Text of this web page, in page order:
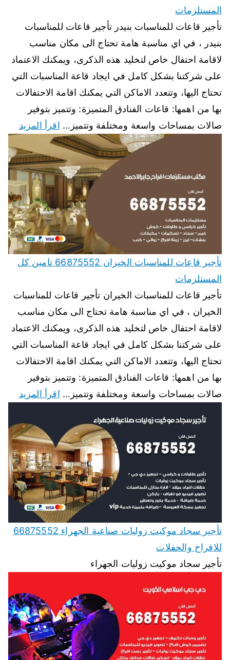
المستلزمات
تأجير قاعات للمناسبات بنيدر تأجير قاعات للمناسبات
بنيدر ، في اي مناسبة هامة تحتاج الى مكان مناسب
لاقامة احتفال خاص لتخليد هذه الذكرى، ويمكنك الاعتماد
على شركتنا بشكل كامل في ايجاد قاعة المناسبات التي
تحتاج اليها، وتتعدد الاماكن التي يمكنك اقامة الاحتفالات
بها من اهمها: قاعات الفنادق المتميزة: وتتميز بتوفير
صالات بمساحات واسعة ومختلفة وتتميز… اقرأ المزيد
تأجير قاعات للمناسبات الخيران 66875552 تامين كل
المستلزمات
تأجير قاعات للمناسبات الخيران تأجير قاعات للمناسبات
الخيران ، في اي مناسبة هامة تحتاج الى مكان مناسب
لاقامة احتفال خاص لتخليد هذه الذكرى، ويمكنك الاعتماد
على شركتنا بشكل كامل في ايجاد قاعة المناسبات التي
تحتاج اليها، وتتعدد الاماكن التي يمكنك اقامة الاحتفالات
بها من اهمها: قاعات الفنادق المتميزة: وتتميز بتوفير
صالات بمساحات واسعة ومختلفة وتتميز… اقرأ المزيد
تأجير سجاد موكيت زوليات صناعية الجهراء 66875552
للافراح والحفلات
تأجير سجاد موكيت زوليات الجهراء